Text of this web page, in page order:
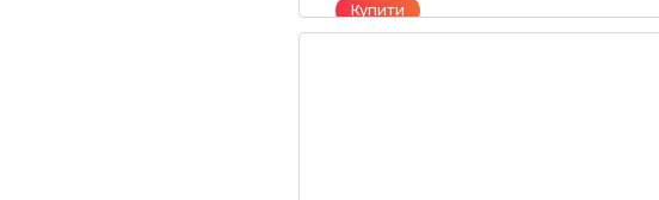
Купити